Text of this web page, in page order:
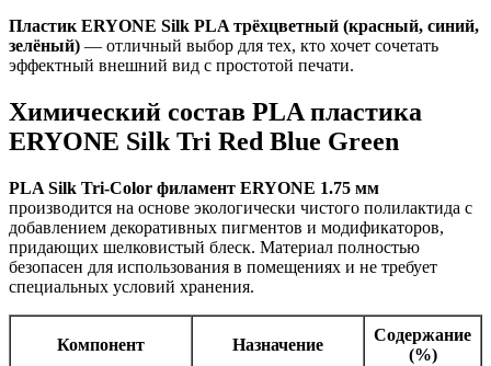
Пластик ERYONE Silk PLA трёхцветный (красный, синий,
зелёный) — отличный выбор для тех, кто хочет сочетать
эффектный внешний вид с простотой печати.
Химический состав PLA пластика
ERYONE Silk Tri Red Blue Green
PLA Silk Tri-Color филамент ERYONE 1.75 мм
производится на основе экологически чистого полилактида с
добавлением декоративных пигментов и модификаторов,
придающих шелковистый блеск. Материал полностью
безопасен для использования в помещениях и не требует
специальных условий хранения.
Компонент Назначение
Содержание
(%)